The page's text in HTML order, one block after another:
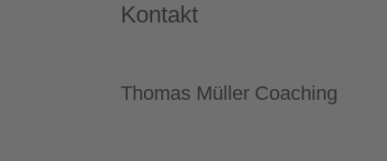
Kontakt
Thomas Müller Coaching